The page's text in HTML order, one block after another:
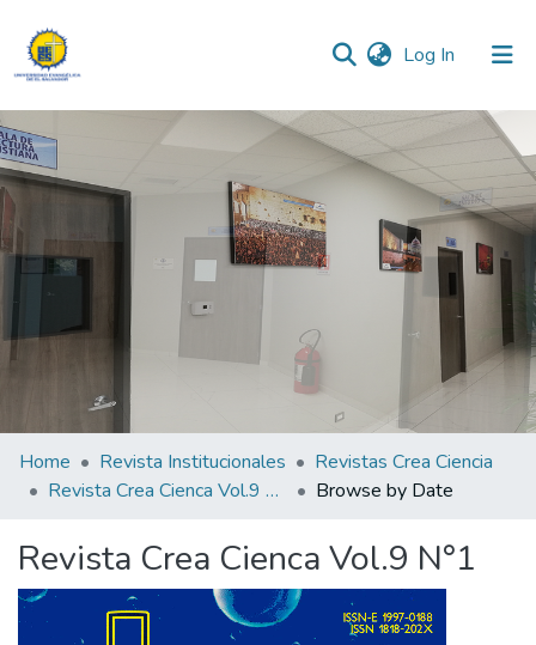
Log In (current)
Communities & Collections
All of DSpace
Home Revista Institucionales
Revistas Crea Ciencia
Revista Crea Cienca Vol.9 N°1
Browse by Date
Revista Crea Cienca Vol.9 N°1